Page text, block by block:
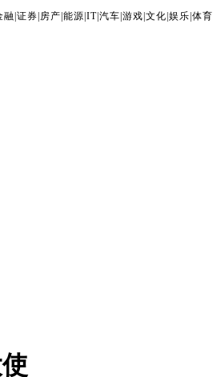
融 证券 房产 能源 IT| 汽车 游戏 文化 娱乐 体育